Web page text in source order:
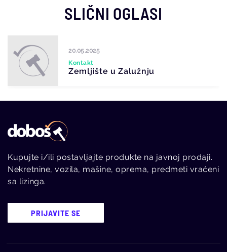
SLIČNI OGLASI
20.05.2025
Kontakt
Zemljište u Zalužnju
Kupujte i/ili postavljajte produkte na javnoj prodaji.
Nekretnine, vozila, mašine, oprema, predmeti vraćeni
sa lizinga.
PRIJAVITE SE